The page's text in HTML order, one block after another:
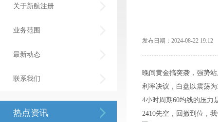
关于新航注册
业务范围
最新动态
联系我们
热点资讯
发布日期：2024-08-22
晚间黄金搞突袭，强势
利率决议，白盘以震荡
4小时周期60均线的压力
2410先空，回撤到位，